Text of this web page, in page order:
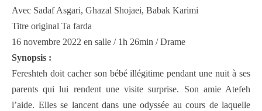
Avec Sadaf Asgari, Ghazal Shojaei, Babak Karimi
Titre original Ta farda
16 novembre 2022 en salle / 1h 26min / Drame
Synopsis :
Fereshteh doit cacher son bébé illégitime pendant une nuit à ses
parents qui lui rendent une visite surprise. Son amie Atefeh
l’aide. Elles se lancent dans une odyssée au cours de laquelle